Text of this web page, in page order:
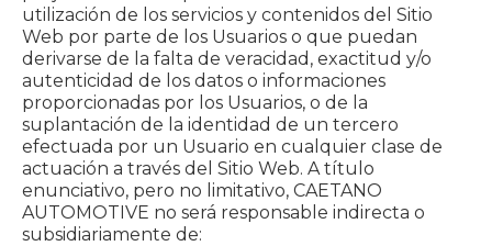
utilización de los servicios y contenidos del Sitio
Web por parte de los Usuarios o que puedan
derivarse de la falta de veracidad, exactitud y/o
autenticidad de los datos o informaciones
proporcionadas por los Usuarios, o de la
suplantación de la identidad de un tercero
efectuada por un Usuario en cualquier clase de
actuación a través del Sitio Web. A título
enunciativo, pero no limitativo, CAETANO
AUTOMOTIVE no será responsable indirecta o
subsidiariamente de: